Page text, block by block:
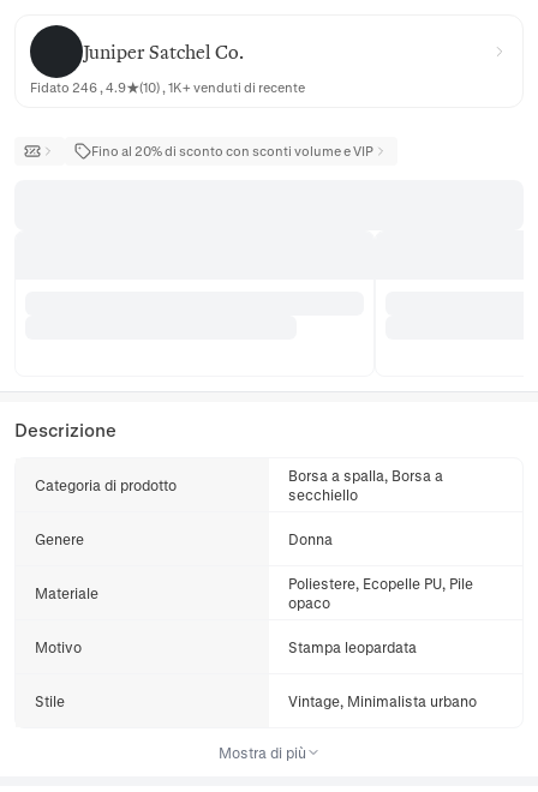
Juniper Satchel Co.
Juniper Satchel Co.
Fidato 246 , 4.9★(10) , 1K+ venduti di recente
Fino al 20% di sconto con sconti volume e VIP
Descrizione
Categoria di prodotto
Borsa a spalla, Borsa a
secchiello
Genere Donna
Materiale
Poliestere, Ecopelle PU, Pile
opaco
Motivo Stampa leopardata
Stile Vintage, Minimalista urbano
Mostra di più